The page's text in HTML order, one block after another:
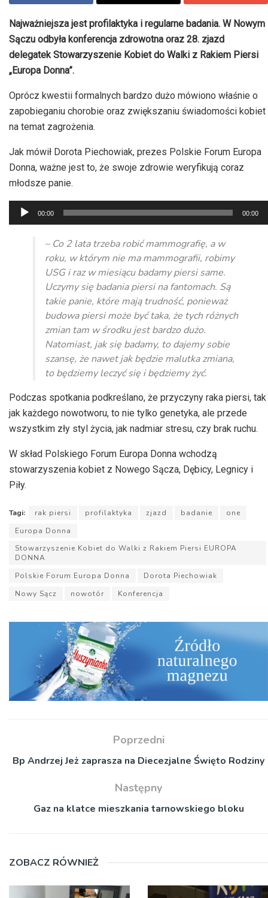
Najważniejsza jest profilaktyka i regularne badania. W Nowym
Sączu odbyła konferencja zdrowotna oraz 28. zjazd
delegatek Stowarzyszenie Kobiet do Walki z Rakiem Piersi
„Europa Donna”.
Oprócz kwestii formalnych bardzo dużo mówiono właśnie o
zapobieganiu chorobie oraz zwiększaniu świadomości kobiet
na temat zagrożenia.
Jak mówił Dorota Piechowiak, prezes Polskie Forum Europa
Donna, ważne jest to, że swoje zdrowie weryfikują coraz
młodsze panie.
Odtwarzacz
plików
dźwiękowych
00:00 00:00
– Co 2 lata trzeba robić mammografię, a w
roku, w którym nie ma mammografii, robimy
USG i raz w miesiącu badamy piersi same.
Uczymy się badania piersi na fantomach. Są
takie panie, które mają trudność, ponieważ
budowa piersi może być taka, że tych różnych
zmian tam w środku jest bardzo dużo.
Natomiast, jak się badamy, to dajemy sobie
szansę, że nawet jak będzie malutka zmiana,
to będziemy leczyć się i będziemy żyć.
Podczas spotkania podkreślano, że przyczyny raka piersi, tak
jak każdego nowotworu, to nie tylko genetyka, ale przede
wszystkim zły styl życia, jak nadmiar stresu, czy brak ruchu.
W skład Polskiego Forum Europa Donna wchodzą
stowarzyszenia kobiet z Nowego Sącza, Dębicy, Legnicy i
Piły.
Tagi: rak piersi profilaktyka zjazd badanie
one
Europa Donna
Stowarzyszenie Kobiet do Walki z Rakiem Piersi EUROPA
DONNA
Polskie Forum Europa Donna
Dorota Piechowiak
Nowy Sącz
nowotór Konferencja
Poprzedni
Bp Andrzej Jeż zaprasza na Diecezjalne Święto Rodziny
Następny
Gaz na klatce mieszkania tarnowskiego bloku
ZOBACZ RÓWNIEŻ